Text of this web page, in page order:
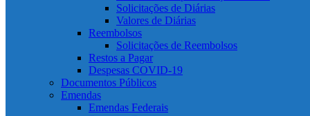
Solicitações de Diárias
Valores de Diárias
Reembolsos
Solicitações de Reembolsos
Restos a Pagar
Despesas COVID-19
Documentos Públicos
Emendas
Emendas Federais